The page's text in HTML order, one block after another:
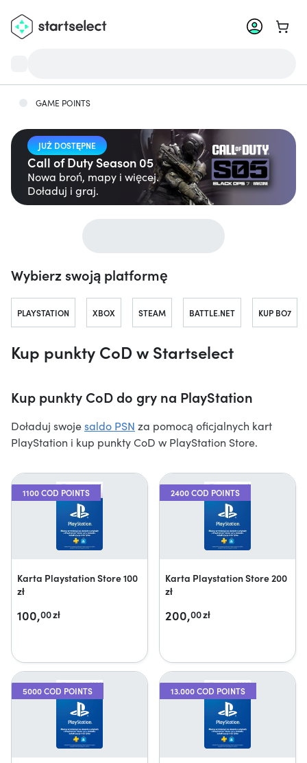
GAME POINTS
JUŻ DOSTĘPNE
Call of Duty Season 05
Nowa broń, mapy i więcej.
Doładuj i graj.
Wybierz swoją platformę
Przeskocz do...
PLAYSTATION XBOX STEAM BATTLE.NET KUP BO7
Kup punkty CoD w Startselect
Kup punkty CoD do gry na PlayStation
Doładuj swojesaldo PSN za pomocą oficjalnych kart
PlayStation i kup punkty CoD w PlayStation Store.
1100 COD POINTS
Karta Playstation Store 100
zł
100,00zł
2400 COD POINTS
Karta Playstation Store 200
zł
200,00zł
5000 COD POINTS 13.000 COD POINTS